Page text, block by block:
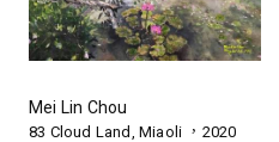
Mei Lin Chou
83 Cloud Land, Miaoli ，2020